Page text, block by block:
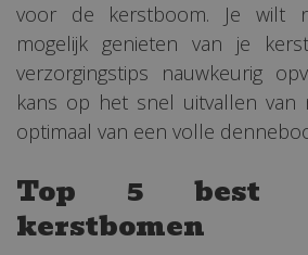
voor de kerstboom. Je wilt
mogelijk genieten van je
verzorgingstips nauwkeurig
kans op het snel uitvallen van
optimaal van een volle
Top 5 best
kerstbomen